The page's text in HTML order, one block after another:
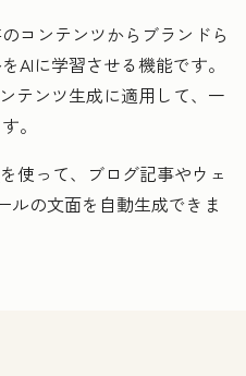
コンテンツからブランドら
AIに学習させる機能です。
テンツ生成に適用して、一
。
を使って、ブログ記事やウェ
ルの文面を自動生成できま